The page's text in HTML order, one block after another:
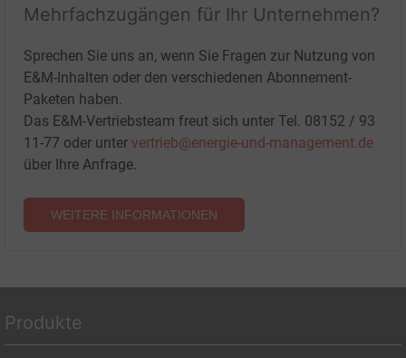
Mehrfachzugängen für Ihr Unternehmen?
Sprechen Sie uns an, wenn Sie Fragen zur Nutzung von
E&M-Inhalten oder den verschiedenen Abonnement-
Paketen haben.
Das E&M-Vertriebsteam freut sich unter Tel. 08152 / 93
11-77 oder unter vertrieb@energie-und-management.de
über Ihre Anfrage.
WEITERE INFORMATIONEN
Produkte